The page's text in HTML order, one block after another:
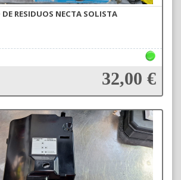
DE RESIDUOS NECTA SOLISTA
32,00 €
Añadir a la cesta